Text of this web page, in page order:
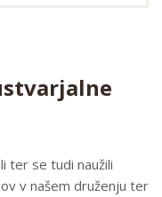
ter se tudi naužili
v našem druženju ter